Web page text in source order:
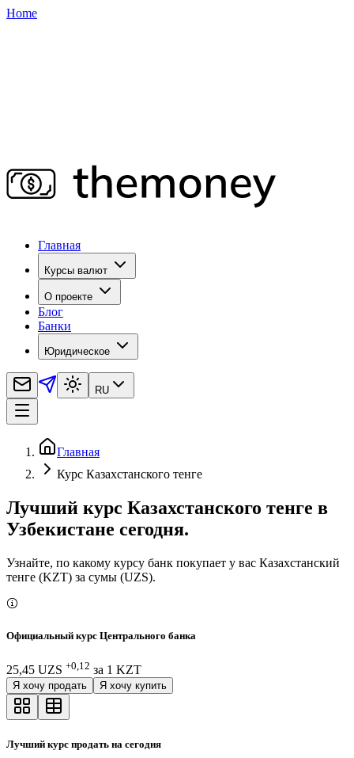
Home
Главная
Курсы валют
О проекте
Блог
Банки
Юридическое
RU
Главная
Курс Казахстанского тенге
Лучший курс Казахстанского тенге в
Узбекистане сегодня.
Узнайте, по какому курсу банк покупает у вас Казахстанский
тенге (KZT) за сумы (UZS).
Официальный курс Центрального банка
25,45 UZS +0,12 за 1 KZT
Я хочу продать Я хочу купить
Лучший курс продать на сегодня